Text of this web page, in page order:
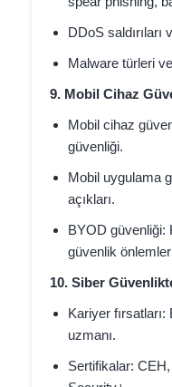
DDoS
Malware türleri
9. Mobil Cihaz
Mobil cihaz
güvenliği.
Mobil uygulama
açıkları.
BYOD güvenliği:
güvenlik
10. Siber
Kariyer
uzmanı.
Sertifikalar: